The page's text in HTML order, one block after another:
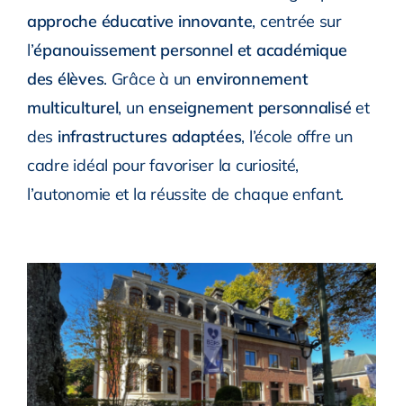
approche éducative innovante, centrée sur
l’épanouissement personnel et académique
des élèves. Grâce à un environnement
multiculturel, unenseignement personnalisé et
des infrastructures adaptées, l’école offre un
cadre idéal pour favoriser la curiosité,
l’autonomie et la réussite de chaque enfant.